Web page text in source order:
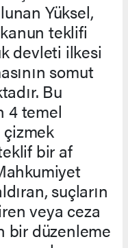
Yüksel,
teklifi
devleti ilkesi
somut
Bu
4 temel
çizmek
bir af
suçların
veya ceza
bir düzenleme